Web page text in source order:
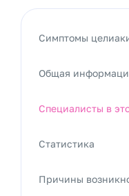
Симптомы
Общая
Специалисты в
Статистика
Причины